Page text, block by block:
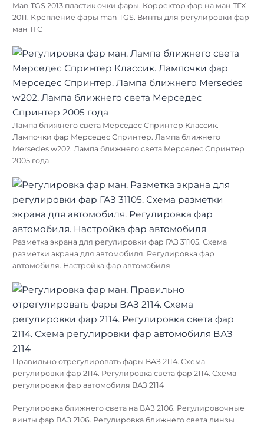
Man TGS 2013 пластик очки фары. Корректор фар на ман ТГX
2011. Крепление фары man TGS. Винты для регулировки фар
ман ТГС
Лампа ближнего света Мерседес Спринтер Классик.
Лампочки фар Мерседес Спринтер. Лампа ближнего
Mersedes w202. Лампа ближнего света Мерседес Спринтер
2005 года
Разметка экрана для регулировки фар ГАЗ 31105. Схема
разметки экрана для автомобиля. Регулировка фар
автомобиля. Настройка фар автомобиля
Правильно отрегулировать фары ВАЗ 2114. Схема
регулировки фар 2114. Регулировка света фар 2114. Схема
регулировки фар автомобиля ВАЗ 2114
Регулировка ближнего света на ВАЗ 2106. Регулировочные
винты фар ВАЗ 2106. Регулировка ближнего света линзы